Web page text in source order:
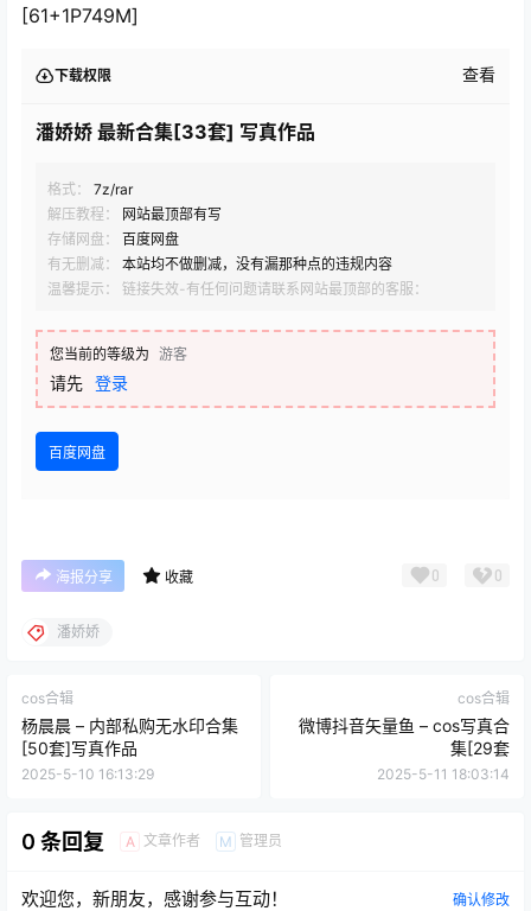
[61+1P749M]
下载权限 查看
潘娇娇 最新合集[33套] 写真作品
格式：
7z/rar
解压教程：
网站最顶部有写
存储网盘：
百度网盘
有无删减：
本站均不做删减，没有漏那种点的违规内容
温馨提示： 链接失效-有任何问题请联系网站最顶部的客服：
您当前的等级为 游客
请先 登录
百度网盘
海报分享 收藏 0 0
潘娇娇
cos合辑
杨晨晨 – 内部私购无水印合集
[50套]写真作品
2025-5-10 16:13:29
cos合辑
微博抖音矢量鱼 – cos写真合
集[29套
2025-5-11 18:03:14
0 条回复 A 文章作者 M 管理员
欢迎您，新朋友，感谢参与互动！ 确认修改